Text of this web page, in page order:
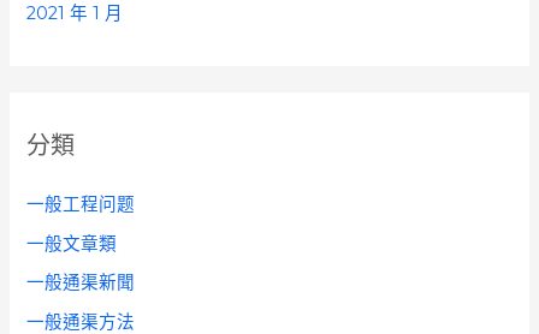
2021 年 1 月
分類
一般工程问题
一般文章類
一般通渠新聞
一般通渠方法